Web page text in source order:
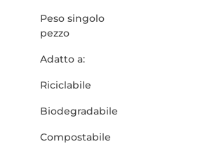
Peso singolo
pezzo
Adatto a:
Riciclabile
Biodegradabile
Compostabile